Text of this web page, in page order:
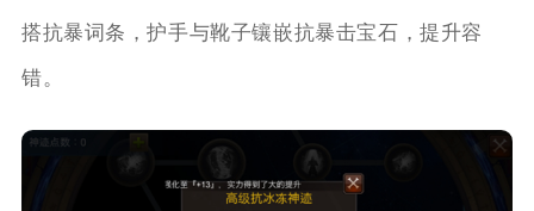
搭抗暴词条，护手与靴子镶嵌抗暴击宝石，提升容
错。